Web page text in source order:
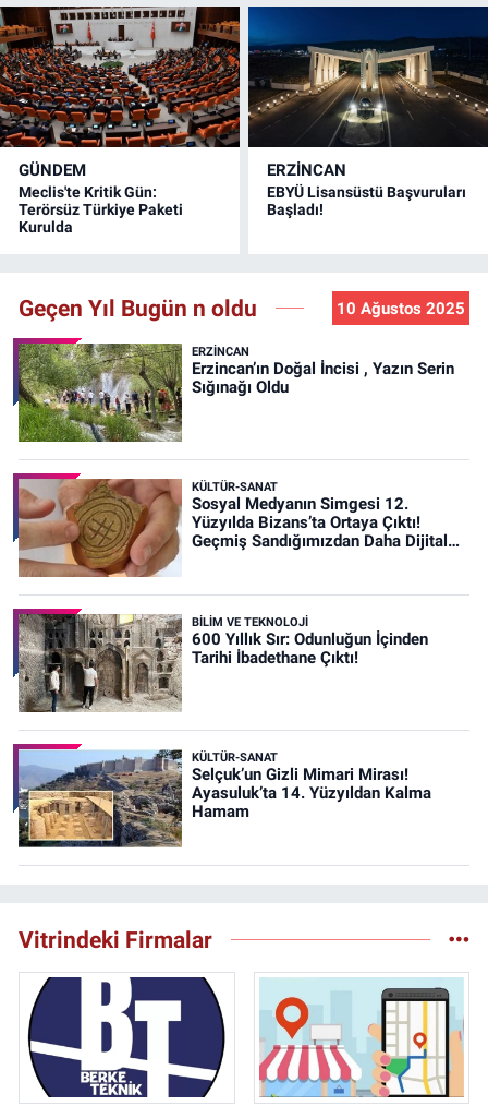
GÜNDEM
Meclis'te Kritik Gün:
Terörsüz Türkiye Paketi
Kurulda
ERZINCAN
EBYÜ Lisansüstü Başvuruları
Başladı!
Geçen Yıl Bugün n oldu 10 Ağustos 2025
ERZINCAN
Erzincan’ın Doğal İncisi , Yazın Serin
Sığınağı Oldu
KÜLTÜR-SANAT
Sosyal Medyanın Simgesi 12.
Yüzyılda Bizans’ta Ortaya Çıktı!
Geçmiş Sandığımızdan Daha Dijital
BİLİM VE TEKNOLOJİ
600 Yıllık Sır: Odunluğun İçinden
Tarihi İbadethane Çıktı!
KÜLTÜR-SANAT
Selçuk’un Gizli Mimari Mirası!
Ayasuluk’ta 14. Yüzyıldan Kalma
Hamam
Vitrindeki Firmalar